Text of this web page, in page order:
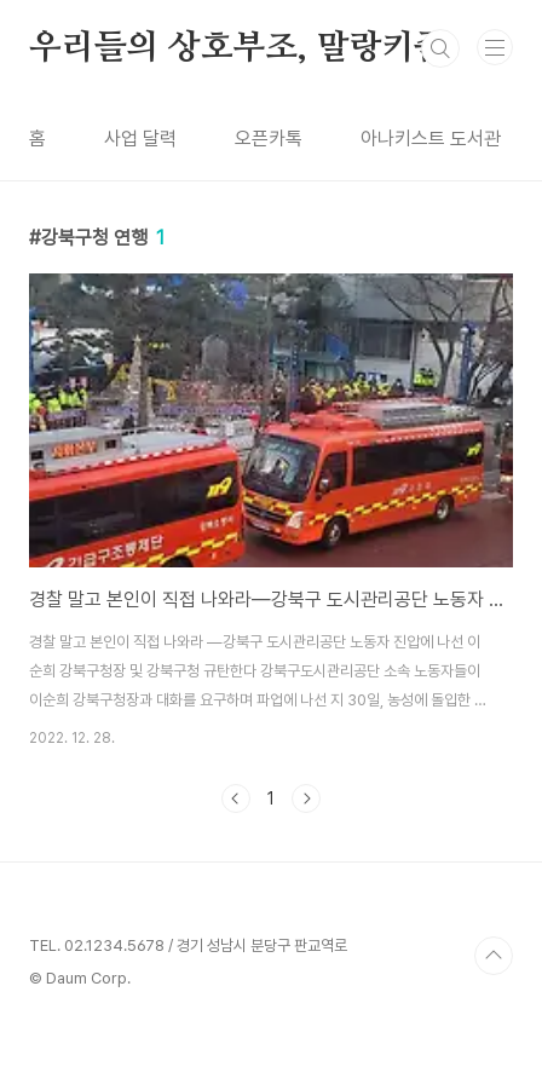
우리들의 상호부조, 말랑키즘
홈 사업 달력 오픈카톡 아나키스트 도서관
강북구청 연행 1
경찰 말고 본인이 직접 나와라―강북구 도시관리공단 노동자 진압에 나선 이순희 강북구청장 및 강북구청 규탄한다
경찰 말고 본인이 직접 나와라 ―강북구 도시관리공단 노동자 진압에 나선 이
순희 강북구청장 및 강북구청 규탄한다 강북구도시관리공단 소속 노동자들이
이순희 강북구청장과 대화를 요구하며 파업에 나선 지 30일, 농성에 돌입한 지
29일, 단식농성 21일 만에 드디어 이순희가 나섰다. 문제는 본인이 나서지 않
전부터 교섭을 하겠다는 교섭위원들이 노동자의 목소리를 들을 생각은 하지 않
2022. 12. 28.
1
TEL. 02.1234.5678 / 경기 성남시 분당구 판교역로
© Daum Corp.